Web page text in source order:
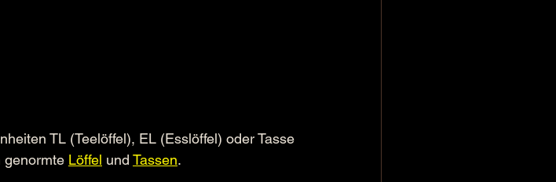
TL (Teelöffel), EL (Esslöffel) oder Tasse
genormte Löffel und Tassen.